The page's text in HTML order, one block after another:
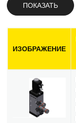
ПОКАЗАТЬ
ИЗОБРАЖЕНИЕ